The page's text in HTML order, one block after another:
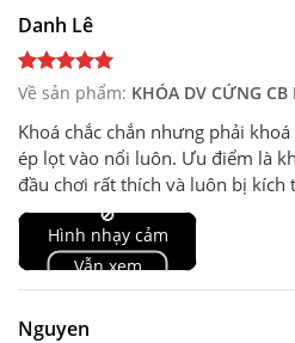
Danh Lê
Về sản phẩm: KHÓA DV CỨNG CB
Khoá chắc chắn nhưng phải
ép lọt vào nổi luôn. Ưu điểm là
đầu chơi rất thích và luôn bị kích
điểm nhẹ là hơi lồi khi mặc quần
sịp trước khi đi để ko bị người
🚫
Hình nhạy cảm
Vẫn xem
Nguyen